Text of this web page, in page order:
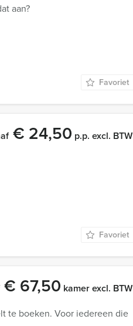
aan?
Favoriet
€ 24,50 p.p. excl. BTW
Favoriet
€ 67,50 kamer excl. BTW
te boeken. Voor iedereen die